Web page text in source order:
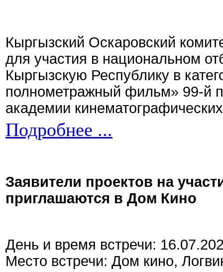
Кыргызский Оскаровский
для участия в национальном
Кыргызскую Республику в
полнометражный фильм» 99-й
академии
Подробнее ...
Заявители проектов на
приглашаются в Дом Кино
День и время встречи:
Место встречи: Дом кино,